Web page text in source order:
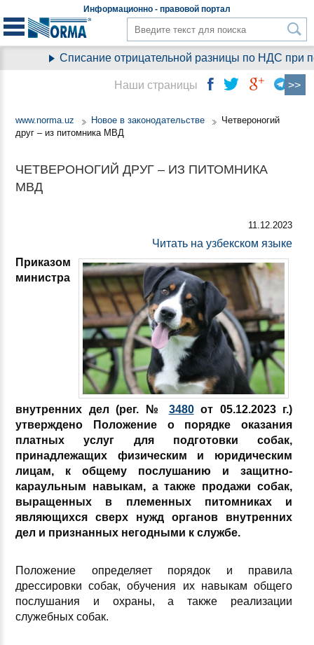
Информационно - правовой портал
Списание отрицательной разницы по НДС при
www.norma.uz Новое в законодательстве
Четвероногий
друг – из питомника МВД
ЧЕТВЕРОНОГИЙ ДРУГ – ИЗ ПИТОМНИКА
МВД
11.12.2023
Читать на узбекском языке
Приказом
министра
внутренних дел (рег. № 3480от 05.12.2023 г.)
утверждено Положение о порядке оказания
платных услуг для подготовки собак,
принадлежащих физическим и юридическим
лицам, к общему послушанию и защитно-
караульным навыкам, а также продажи собак,
выращенных в племенных питомниках и
являющихся сверх нужд органов внутренних
дел и признанных негодными к службе.
Положение определяет порядок и правила
дрессировки собак, обучения их навыкам общего
послушания и охраны, а также реализации
служебных собак.
Наши страницы